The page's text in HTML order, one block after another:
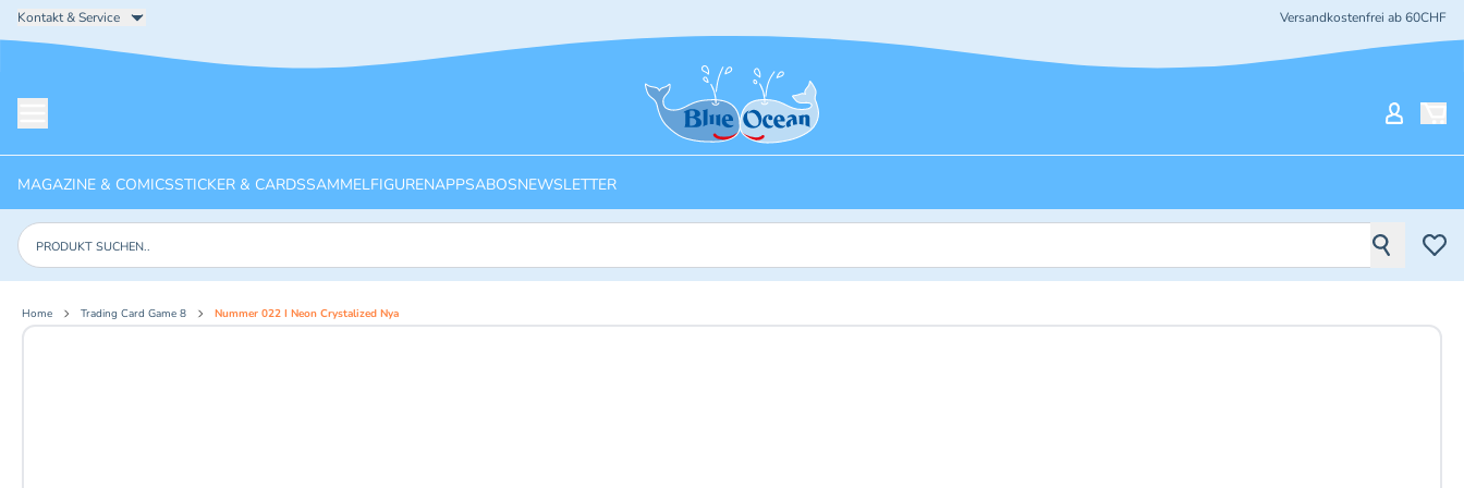
Kontakt & Service Versandkostenfrei ab 60CHF
Startseite
MAGAZINE & COMICSSTICKER & CARDSSAMMELFIGURENAPPSABOSNEWSLETTER
Produkte suchen
Home Trading Card Game 8 Nummer 022 I Neon Crystalized Nya